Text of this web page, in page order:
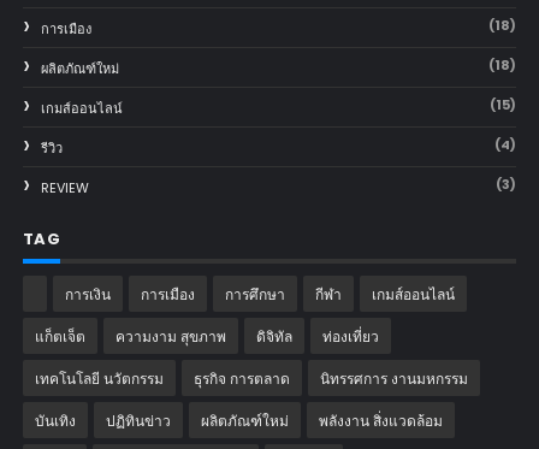
การเมือง (18)
ผลิตภัณฑ์ใหม่ (18)
เกมส์ออนไลน์ (15)
รีวิว (4)
REVIEW (3)
TAG
การเงิน การเมือง การศึกษา กีฬา เกมส์ออนไลน์
แก็ตเจ็ต ความงาม สุขภาพ ดิจิทัล ท่องเที่ยว
เทคโนโลยี นวัตกรรม ธุรกิจ การตลาด นิทรรศการ งานมหกรรม
บันเทิง ปฏิทินข่าว ผลิตภัณฑ์ใหม่ พลังงาน สิ่งแวดล้อม